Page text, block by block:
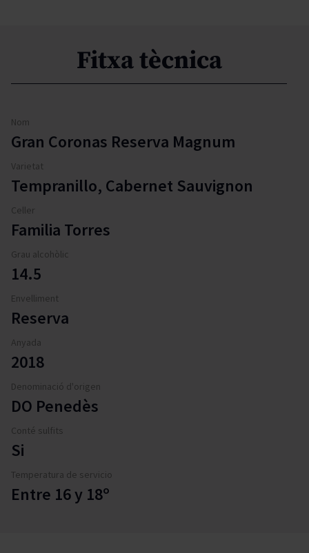
Fitxa tècnica
Nom
Gran Coronas Reserva Magnum
Varietat
Tempranillo, Cabernet Sauvignon
Celler
Familia Torres
Grau alcohòlic
14.5
Envelliment
Reserva
Anyada
2018
Denominació d'origen
DO Penedès
Conté sulfits
Si
Temperatura de servicio
Entre 16 y 18º